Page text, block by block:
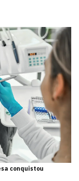
conquistou